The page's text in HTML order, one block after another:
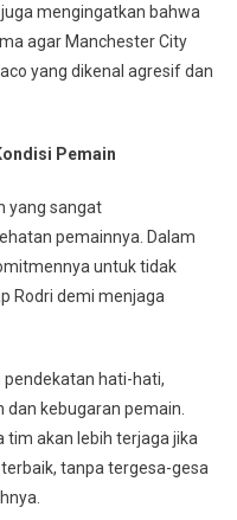
mengingatkan bahwa
agar Manchester City
yang dikenal agresif dan
Pemain
yang sangat
pemainnya. Dalam
untuk tidak
Rodri demi menjaga
pendekatan hati-hati,
kebugaran pemain.
akan lebih terjaga jika
tanpa tergesa-gesa